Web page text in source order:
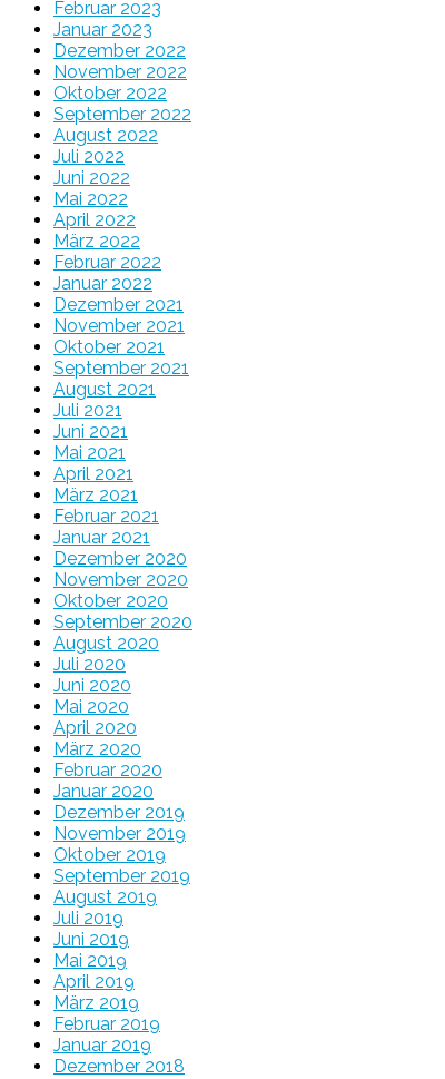
Februar 2023
Januar 2023
Dezember 2022
November 2022
Oktober 2022
September 2022
August 2022
Juli 2022
Juni 2022
Mai 2022
April 2022
März 2022
Februar 2022
Januar 2022
Dezember 2021
November 2021
Oktober 2021
September 2021
August 2021
Juli 2021
Juni 2021
Mai 2021
April 2021
März 2021
Februar 2021
Januar 2021
Dezember 2020
November 2020
Oktober 2020
September 2020
August 2020
Juli 2020
Juni 2020
Mai 2020
April 2020
März 2020
Februar 2020
Januar 2020
Dezember 2019
November 2019
Oktober 2019
September 2019
August 2019
Juli 2019
Juni 2019
Mai 2019
April 2019
März 2019
Februar 2019
Januar 2019
Dezember 2018